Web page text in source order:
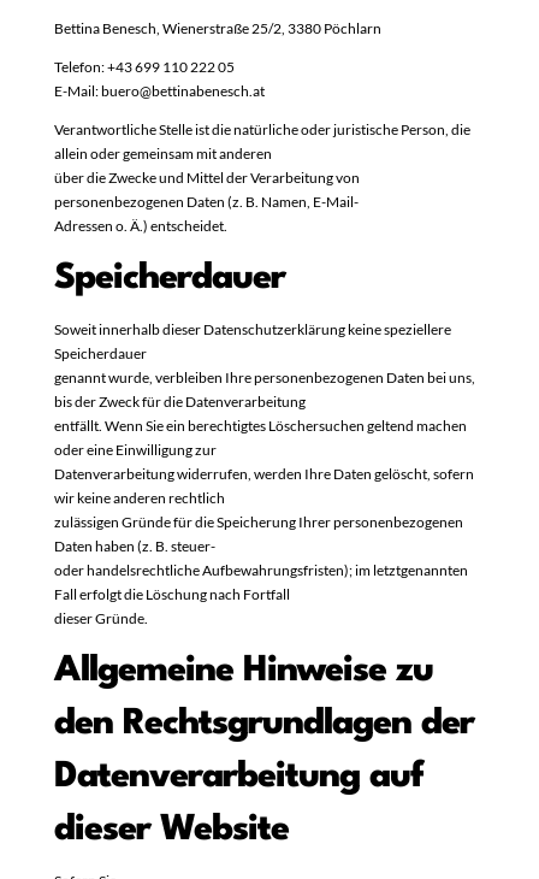
Bettina Benesch, Wienerstraße 25/2, 3380 Pöchlarn
Telefon: +43 699 110 222 05
E-Mail: buero@bettinabenesch.at
Verantwortliche Stelle ist die natürliche oder juristische Person, die
allein oder gemeinsam mit anderen
über die Zwecke und Mittel der Verarbeitung von
personenbezogenen Daten (z. B. Namen, E-Mail-
Adressen o. Ä.) entscheidet.
Speicherdauer
Soweit innerhalb dieser Datenschutzerklärung keine speziellere
Speicherdauer
genannt wurde, verbleiben Ihre personenbezogenen Daten bei uns,
bis der Zweck für die Datenverarbeitung
entfällt. Wenn Sie ein berechtigtes Löschersuchen geltend machen
oder eine Einwilligung zur
Datenverarbeitung widerrufen, werden Ihre Daten gelöscht, sofern
wir keine anderen rechtlich
zulässigen Gründe für die Speicherung Ihrer personenbezogenen
Daten haben (z. B. steuer-
oder handelsrechtliche Aufbewahrungsfristen); im letztgenannten
Fall erfolgt die Löschung nach Fortfall
dieser Gründe.
Allgemeine Hinweise zu
den Rechtsgrundlagen der
Datenverarbeitung auf
dieser Website